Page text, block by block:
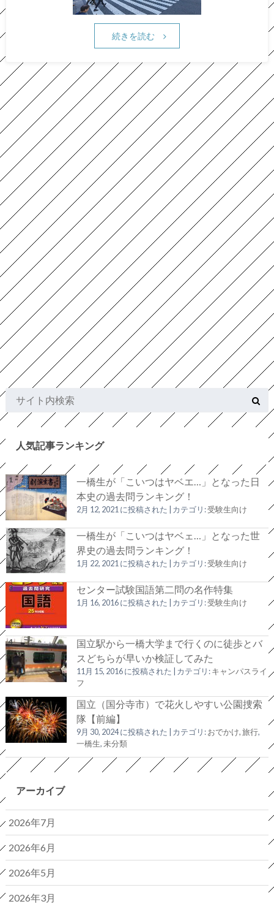
続きを読む
人気記事ランキング
一橋生が「こいつはヤベエ…」となった日
本史の過去問ランキング！
2月 12, 2021 に投稿された カテゴリ:受験生向け
一橋生が「こいつはヤベェ…」となった世
界史の過去問ランキング！
1月 22, 2021 に投稿された カテゴリ:受験生向け
センター試験国語第二問の名作特集
1月 16, 2016 に投稿された カテゴリ:受験生向け
国立駅から一橋大学まで行くのに徒歩とバ
スどちらが早いか検証してみた
11月 15, 2016 に投稿された カテゴリ:キャンパスライ
フ
国立（国分寺市）で花火しやすい公園捜索
隊【前編】
9月 30, 2024 に投稿された カテゴリ:おでかけ, 旅行,
一橋生, 未分類
アーカイブ
2026年7月
2026年6月
2026年5月
2026年3月